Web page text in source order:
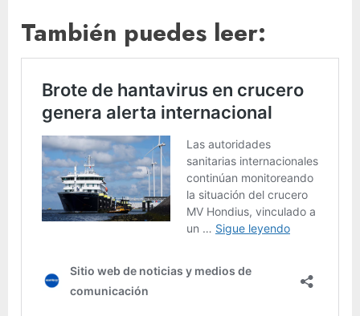
También puedes leer: